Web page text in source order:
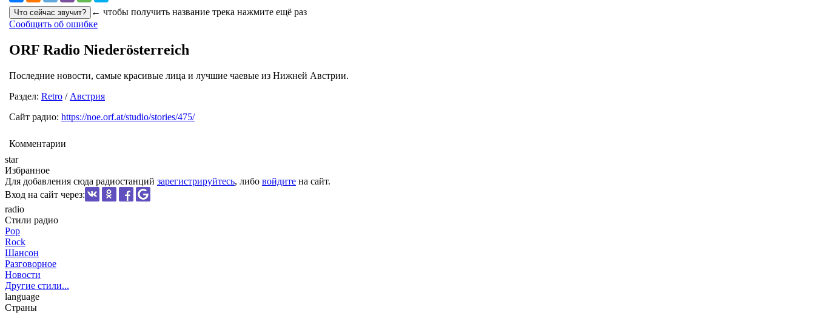
← чтобы получить название трека нажмите ещё раз
Сообщить об ошибке
ORF Radio Niederösterreich
Последние новости, самые красивые лица и лучшие чаевые из Нижней Австрии.
Раздел: Retro / Австрия
Сайт радио: https://noe.orf.at/studio/stories/475/
Комментарии
star
Избранное
Для добавления сюда радиостанций зарегистрируйтесь, либо войдите на сайт.
Вход на сайт через:
radio
Стили радио
Pop
Rock
Шансон
Разговорное
Новости
Другие стили...
language
Страны